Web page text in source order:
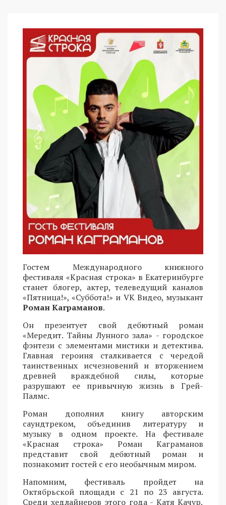
Гостем Международного книжного
фестиваля «Красная строка» в Екатеринбурге
станет блогер, актер, телеведущий каналов
«Пятница!», «Суббота!» и VK Видео, музыкант
Роман Каграманов.
Он презентует свой дебютный роман
«Мередит. Тайны Лунного зала» - городское
фэнтези с элементами мистики и детектива.
Главная героиня сталкивается с чередой
таинственных исчезновений и вторжением
древней враждебной силы, которые
разрушают ее привычную жизнь в Грей-
Палмс.
Роман дополнил книгу авторским
саундтреком, объединив литературу и
музыку в одном проекте. На фестивале
«Красная строка» Роман Каграманов
представит свой дебютный роман и
познакомит гостей с его необычным миром.
Напомним, фестиваль пройдет на
Октябрьской площади с 21 по 23 августа.
Среди хедлайнеров этого года - Катя Качур,